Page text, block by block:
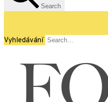
Search
Vyhledávání